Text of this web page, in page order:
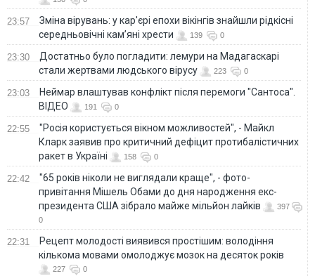
23:57
Зміна вірувань: у кар'єрі епохи вікінгів знайшли рідкісні
середньовічні кам’яні хрести
139 0
23:30
Достатньо було погладити: лемури на Мадагаскарі
стали жертвами людського вірусу
223 0
23:03
Неймар влаштував конфлікт після перемоги "Сантоса".
ВІДЕО
191 0
22:55
"Росія користується вікном можливостей", - Майкл
Кларк заявив про критичний дефіцит протибалістичних
ракет в Україні
158 0
22:42
"65 років ніколи не виглядали краще", - фото-
привітання Мішель Обами до дня народження екс-
президента США зібрало майже мільйон лайків
397
0
22:31
Рецепт молодості виявився простішим: володіння
кількома мовами омолоджує мозок на десяток років
227 0